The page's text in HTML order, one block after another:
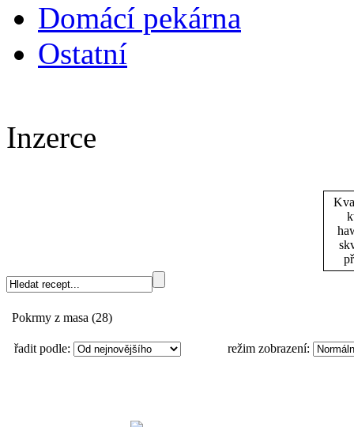
Domácí pekárna
Ostatní
Inzerce
Pokrmy z masa (28)
řadit podle: režim zobrazení: